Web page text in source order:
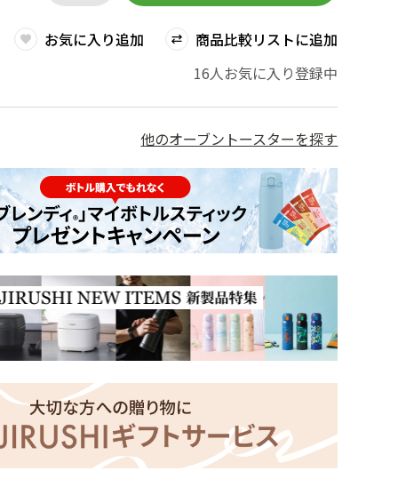
お気に入り追加
商品比較リストに追加
16人お気に入り登録中
他のオーブントースターを探す